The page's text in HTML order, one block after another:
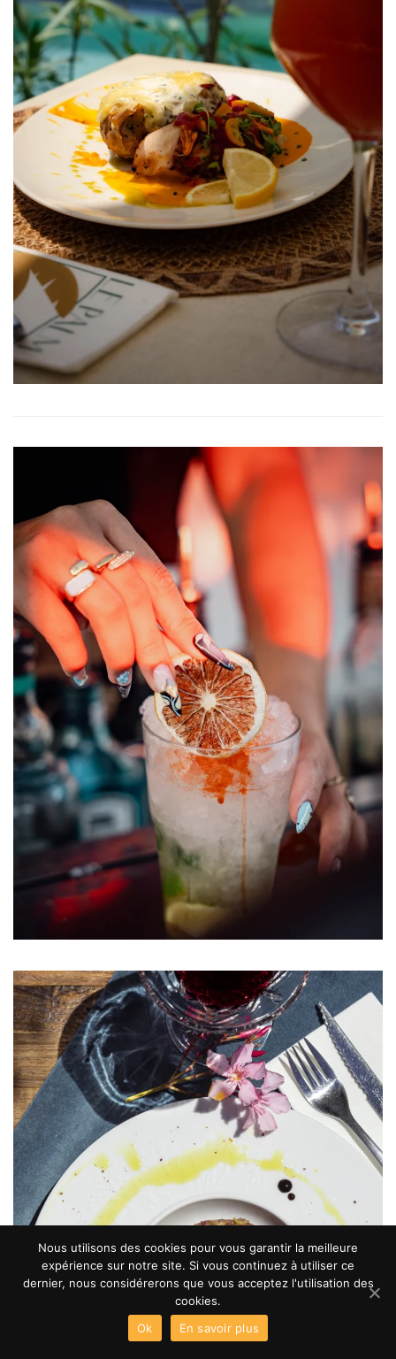
Nous utilisons des cookies pour vous garantir la meilleure
expérience sur notre site. Si vous continuez à utiliser ce
dernier, nous considérerons que vous acceptez l'utilisation des
cookies.
Ok
En savoir plus